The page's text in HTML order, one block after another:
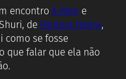
encontro X-Men e
de Pantera Negra,
como se fosse
que falar que ela não